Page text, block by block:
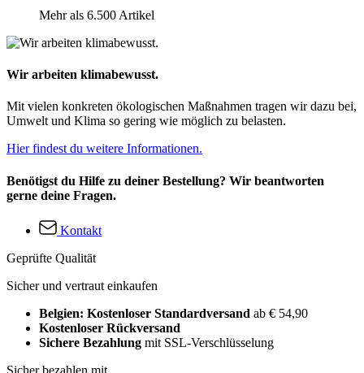
Mehr als 6.500 Artikel
Wir arbeiten klimabewusst.
Mit vielen konkreten ökologischen Maßnahmen tragen wir dazu bei,
Umwelt und Klima so gering wie möglich zu belasten.
Hier findest du weitere Informationen.
Benötigst du Hilfe zu deiner Bestellung? Wir beantworten
gerne deine Fragen.
Kontakt
Geprüfte Qualität
Sicher und vertraut einkaufen
Belgien: Kostenloser Standardversand ab € 54,90
Kostenloser Rückversand
Sichere Bezahlung mit SSL-Verschlüsselung
Sicher bezahlen mit